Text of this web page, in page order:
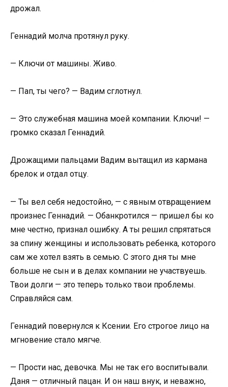
дрожал.
Геннадий молча протянул руку.
— Ключи от машины. Живо.
— Пап, ты чего? — Вадим сглотнул.
— Это служебная машина моей компании. Ключи! —
громко сказал Геннадий.
Дрожащими пальцами Вадим вытащил из кармана
брелок и отдал отцу.
— Ты вел себя недостойно, — с явным отвращением
произнес Геннадий. — Обанкротился — пришел бы ко
мне честно, признал ошибку. А ты решил спрятаться
за спину женщины и использовать ребенка, которого
сам же хотел взять в семью. С этого дня ты мне
больше не сын и в делах компании не участвуешь.
Твои долги — это теперь только твои проблемы.
Справляйся сам.
Геннадий повернулся к Ксении. Его строгое лицо на
мгновение стало мягче.
— Прости нас, девочка. Мы не так его воспитывали.
Даня — отличный пацан. И он наш внук, и неважно,